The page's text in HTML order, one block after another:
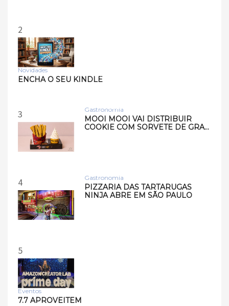
Tecnologia
Musi…
2
Novidades
ENCHA O SEU KINDLE
3 Gastronomia
MOOI MOOI VAI DISTRIBUIR
COOKIE COM SORVETE DE GRA…
4 Gastronomia
PIZZARIA DAS TARTARUGAS
NINJA ABRE EM SÃO PAULO
5
Eventos
7.7 APROVEITEM